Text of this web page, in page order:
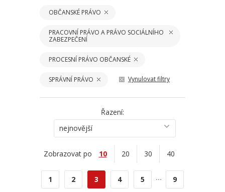
OBČANSKÉ PRÁVO
PRACOVNÍ PRÁVO A PRÁVO SOCIÁLNÍHO
ZABEZPEČENÍ
PROCESNÍ PRÁVO OBČANSKÉ
SPRÁVNÍ PRÁVO Vynulovat filtry
Řazení:
nejnovější
Zobrazovat po 10 20 30 40
1 2 3 4 5 ... 9